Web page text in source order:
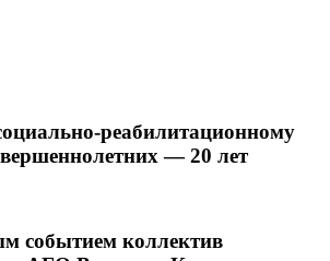
реабилитационному
— 20 лет
событием коллектив